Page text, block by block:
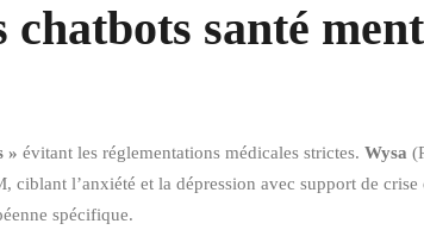
santé
» évitant les réglementations médicales strictes. Wysa
l’anxiété et la dépression avec support de
spécifique.